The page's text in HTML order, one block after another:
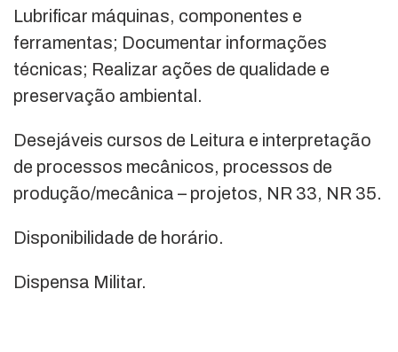
Lubrificar máquinas, componentes e
ferramentas; Documentar informações
técnicas; Realizar ações de qualidade e
preservação ambiental.
Desejáveis cursos de Leitura e interpretação
de processos mecânicos, processos de
produção/mecânica – projetos, NR 33, NR 35.
Disponibilidade de horário.
Dispensa Militar.